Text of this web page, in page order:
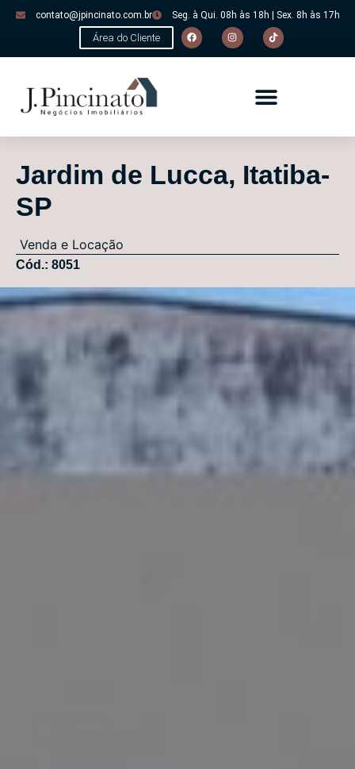
contato@jpincinato.com.br Seg. à Qui. 08h às 18h | Sex. 8h às 17h
Área do Cliente
Jardim de Lucca, Itatiba-
SP
Venda e Locação
Cód.: 8051